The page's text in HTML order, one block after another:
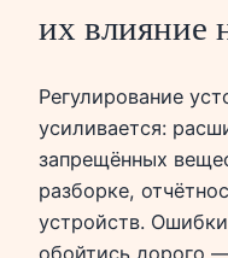
их влияние
Регулирование
усиливается:
запрещённых
разборке,
устройств.
обойтись дорого